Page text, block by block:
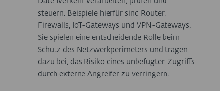
steuern. Beispiele hierfür sind Router,
Firewalls, IoT-Gateways und VPN-Gateways.
Sie spielen eine entscheidende Rolle beim
Schutz des Netzwerkperimeters und tragen
dazu bei, das Risiko eines unbefugten Zugriffs
durch externe Angreifer zu verringern.